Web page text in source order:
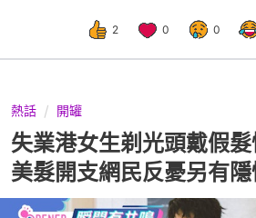
2 0 0
熱話 開罐
失業港女生剃光頭戴假
美髮開支網民反憂另有